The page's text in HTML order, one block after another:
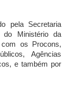
pela Secretaria
do Ministério da
os Procons,
Agências
e também por